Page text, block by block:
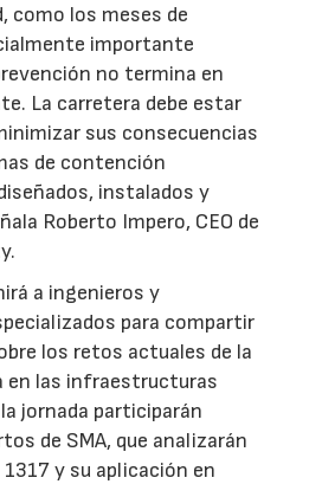
como los meses de
importante
no termina en
La carretera debe estar
sus consecuencias
de contención
instalados y
Roberto Impero, CEO de
a ingenieros y
para compartir
los retos actuales de la
en las infraestructuras
jornada participarán
de SMA, que analizarán
y su aplicación en